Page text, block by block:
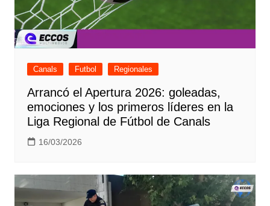
Canals Futbol Regionales
Arrancó el Apertura 2026: goleadas,
emociones y los primeros líderes en la
Liga Regional de Fútbol de Canals
16/03/2026